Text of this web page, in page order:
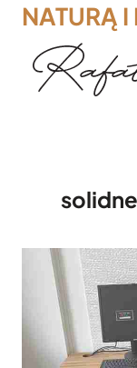
NATURĄ